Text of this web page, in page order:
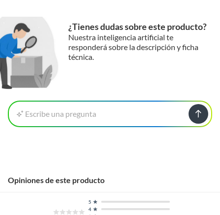
¿Tienes dudas sobre este producto?
Nuestra inteligencia artificial te
responderá sobre la descripción y ficha
técnica.
Escribe una pregunta
Opiniones de este producto
4
5